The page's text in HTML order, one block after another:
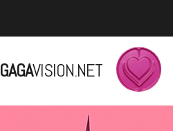
GAGAVISION.NET